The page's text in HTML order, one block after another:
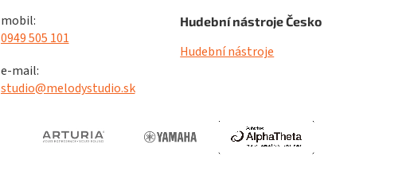
mobil:
0949 505 101
e-mail:
studio@melodystudio.sk
Hudební nástroje Česko
Hudební nástroje